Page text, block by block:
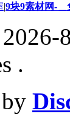
|9块9素材网-
.